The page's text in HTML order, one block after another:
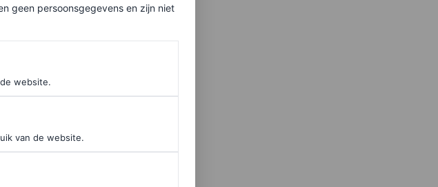
geen persoonsgegevens en zijn niet
website.
van de website.